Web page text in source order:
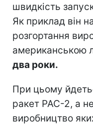
швидкість
Як приклад він
розгортання
американською
два роки.
При цьому
ракет PAC-2, а
виробництво